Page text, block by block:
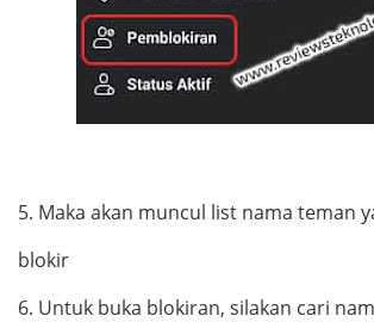
5. Maka akan muncul list nama teman
blokir
6. Untuk buka blokiran, silakan cari